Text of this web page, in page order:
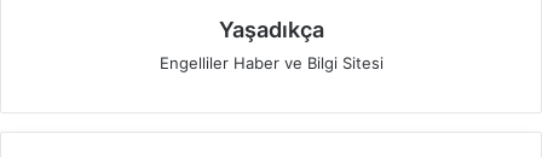
Yaşadıkça
Engelliler Haber ve Bilgi Sitesi